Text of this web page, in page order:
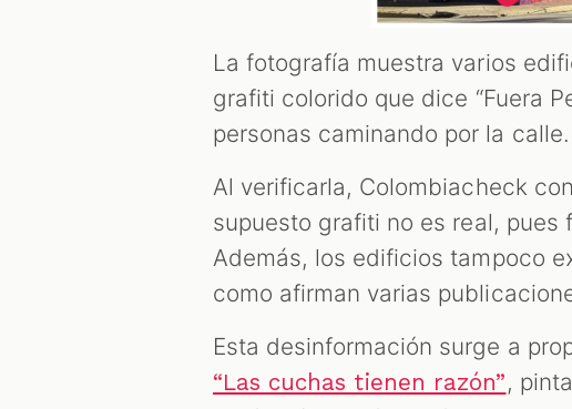
La fotografía muestra varios
grafiti colorido que dice “Fuera
personas caminando por la calle.
Al verificarla, Colombiacheck
supuesto grafiti no es real,
Además, los edificios tampoco
como afirman varias
Esta desinformación surge a
“Las cuchas tienen razón”,